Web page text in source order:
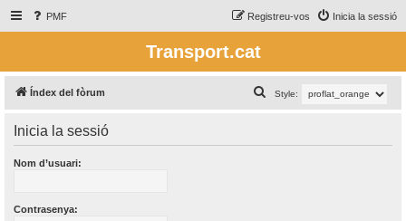
PMF Inicia la sessió
Registreu-vos
Transport.cat
Índex del fòrum Style:
e
Inicia la sessió
Nom d’usuari:
Contrasenya: